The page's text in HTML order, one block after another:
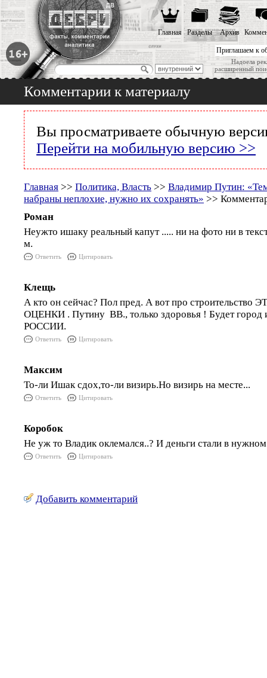
Приглашаем к
Надоела
расширенный
Главная Разделы Архив
Комментарии к материалу
Вы просматриваете обычную
Перейти на мобильную версию >>
Главная >> Политика, Власть >> Владимир Путин:
набраны неплохие, нужно их сохранять» >>
Роман
Неужто ишаку реальный капут ..... ни на фото ни в
м.
Ответить Цитировать
Клещь
А кто он сейчас? Пол пред. А вот про
ОЦЕНКИ . Путину ВВ., только здоровья ! Будет город
РОССИИ.
Ответить Цитировать
Максим
То-ли Ишак сдох,то-ли визирь.Но визирь на месте...
Ответить Цитировать
Коробок
Не уж то Владик оклемался..? И деньги стали в
Ответить Цитировать
Добавить комментарий